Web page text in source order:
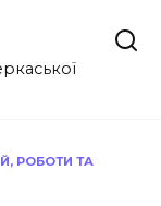
РОБОТИ ТА